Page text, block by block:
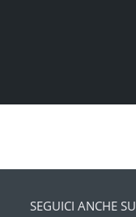
SEGUICI ANCHE SU